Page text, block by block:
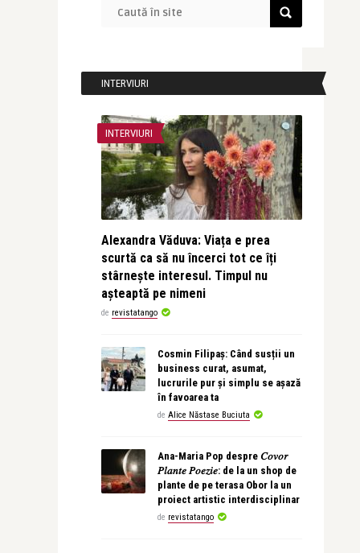
INTERVIURI
INTERVIURI
Alexandra Văduva: Viața e prea
scurtă ca să nu încerci tot ce îți
stârnește interesul. Timpul nu
așteaptă pe nimeni
de revistatango
Cosmin Filipaș: Când susții un
business curat, asumat,
lucrurile pur și simplu se așază
în favoarea ta
de Alice Năstase Buciuta
Ana-Maria Pop despre 𝐶𝑜𝑣𝑜𝑟
𝑃𝑙𝑎𝑛𝑡𝑒 𝑃𝑜𝑒𝑧𝑖𝑒: de la un shop de
plante de pe terasa Obor la un
proiect artistic interdisciplinar
de revistatango